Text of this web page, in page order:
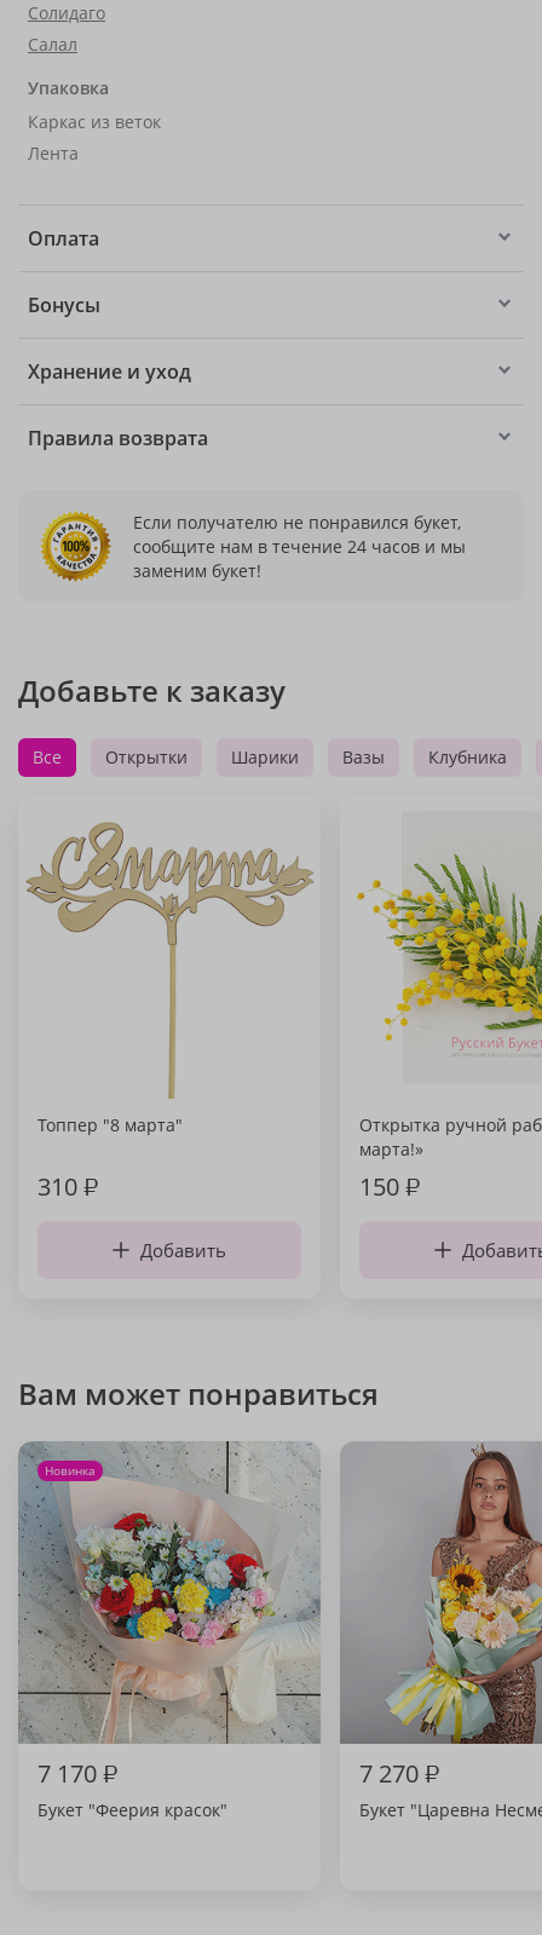
Солидаго
Салал
Упаковка
Каркас из веток
Лента
Оплата
Бонусы
Хранение и уход
Правила возврата
Если получателю не понравился букет,
сообщите нам в течение 24 часов и мы
заменим букет!
Добавьте к заказу
Все Открытки Шарики Вазы Клубника
Топпер "8 марта"
310₽
Добавить
Открытка ручной
марта!»
150₽
Вам может понравиться
Новинка
7 170₽
Букет "Феерия красок"
7 270₽
Букет "Царевна